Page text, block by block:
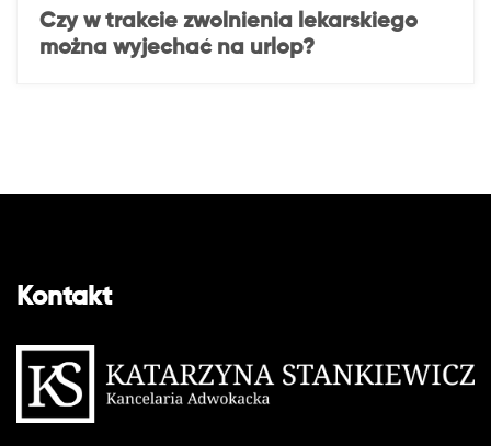
t
n
i
t
i
o
Czy w trakcie zwolnienia lekarskiego
można wyjechać na urlop?
Kontakt